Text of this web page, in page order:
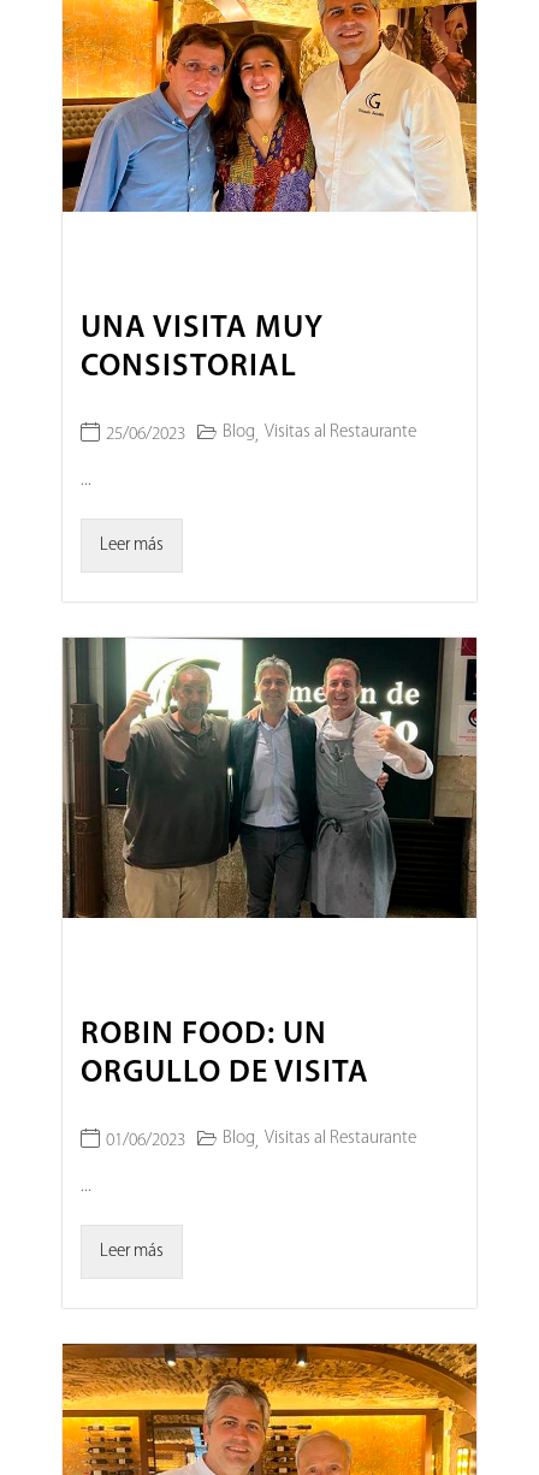
UNA VISITA MUY
CONSISTORIAL
25/06/2023 Blog, Visitas al Restaurante
...
Leer más
ROBIN FOOD: UN
ORGULLO DE VISITA
01/06/2023 Blog, Visitas al Restaurante
...
Leer más